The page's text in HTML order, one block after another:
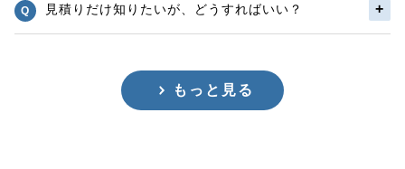
見積りだけ知りたいが、どうすればいい？
もっと見る